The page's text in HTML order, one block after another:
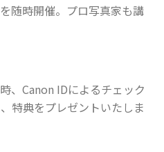
随時開催。プロ写真家も講
、Canon IDによるチェック
特典をプレゼントいたしま